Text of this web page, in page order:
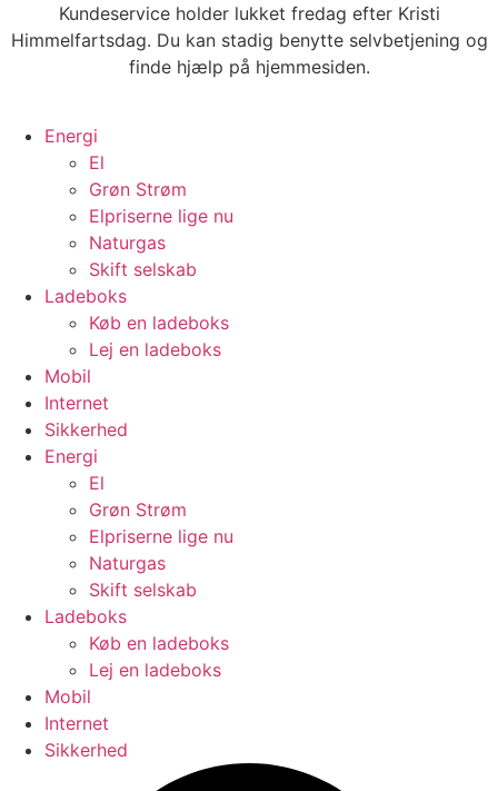
til
Kundeservice holder lukket fredag efter Kristi
Himmelfartsdag. Du kan stadig benytte selvbetjening og
finde hjælp på hjemmesiden.
Energi
El
Grøn Strøm
Elpriserne lige nu
Naturgas
Skift selskab
Ladeboks
Køb en ladeboks
Lej en ladeboks
Mobil
Internet
Sikkerhed
Energi
El
Grøn Strøm
Elpriserne lige nu
Naturgas
Skift selskab
Ladeboks
Køb en ladeboks
Lej en ladeboks
Mobil
Internet
Sikkerhed